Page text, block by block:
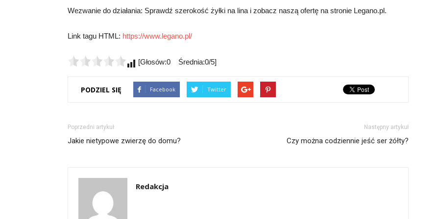
Wezwanie do działania: Sprawdź szerokość żyłki na lina i zobacz naszą ofertę na stronie Legano.pl.
Link tagu HTML: https://www.legano.pl/
[Głosów:0 Średnia:0/5]
PODZIEL SIĘ Facebook Twitter
Poprzedni artykuł
Jakie nietypowe zwierzę do domu?
Następny artykuł
Czy można codziennie jeść ser żółty?
Redakcja